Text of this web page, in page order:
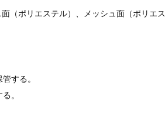
（ポリエステル）、メッシュ面（ポリエス
する。
。